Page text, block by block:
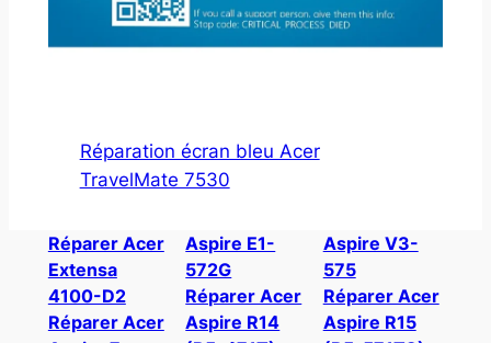
Réparation écran bleu Acer
TravelMate 7530
Réparer Acer
Extensa
4100-D2
Réparer Acer
Aspire E1-
572G
Réparer Acer
Aspire R14
Aspire V3-
575
Réparer Acer
Aspire R15